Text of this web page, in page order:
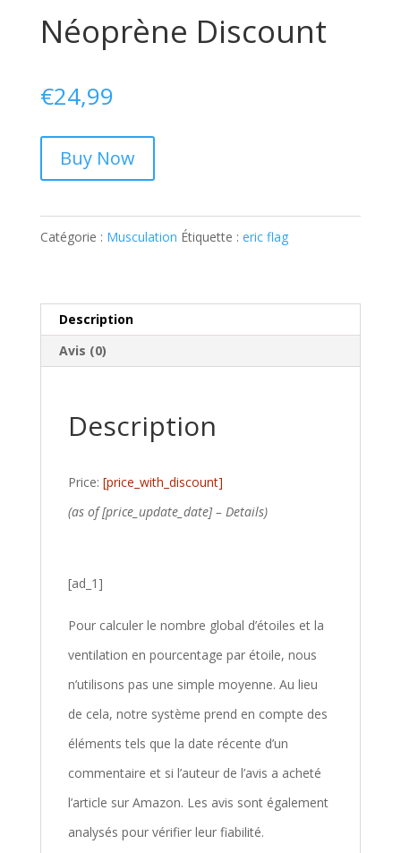
Néoprène Discount
€24,99
Buy Now
Catégorie : Musculation Étiquette : eric flag
Description
Avis (0)
Description
Price: [price_with_discount]
(as of [price_update_date] – Details)
[ad_1]
Pour calculer le nombre global d’étoiles et la
ventilation en pourcentage par étoile, nous
n’utilisons pas une simple moyenne. Au lieu
de cela, notre système prend en compte des
éléments tels que la date récente d’un
commentaire et si l’auteur de l’avis a acheté
l’article sur Amazon. Les avis sont également
analysés pour vérifier leur fiabilité.